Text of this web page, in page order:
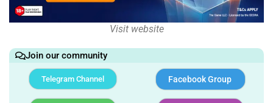
Visit website
Join our community
Telegram Channel Facebook Group